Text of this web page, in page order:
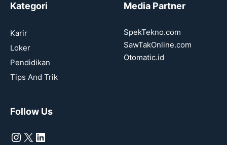
Kategori
Karir
Loker
Pendidikan
Tips And Trik
Media Partner
SpekTekno.com
SawTakOnline.com
Otomatic.id
Follow Us
Instagram
X LinkedIn